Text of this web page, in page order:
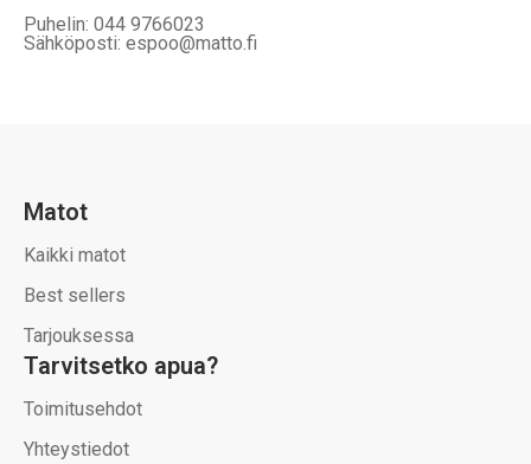
Puhelin: 044 9766023
Sähköposti: espoo@matto.fi
Matot
Kaikki matot
Best sellers
Tarjouksessa
Tarvitsetko apua?
Toimitusehdot
Yhteystiedot